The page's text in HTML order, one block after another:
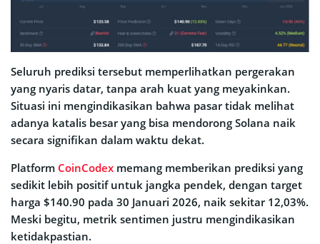
Seluruh prediksi tersebut memperlihatkan pergerakan
yang nyaris datar, tanpa arah kuat yang meyakinkan.
Situasi ini mengindikasikan bahwa pasar tidak melihat
adanya katalis besar yang bisa mendorong Solana naik
secara signifikan dalam waktu dekat.
Platform CoinCodex memang memberikan prediksi yang
sedikit lebih positif untuk jangka pendek, dengan target
harga $140.90 pada 30 Januari 2026, naik sekitar 12,03%.
Meski begitu, metrik sentimen justru mengindikasikan
ketidakpastian.